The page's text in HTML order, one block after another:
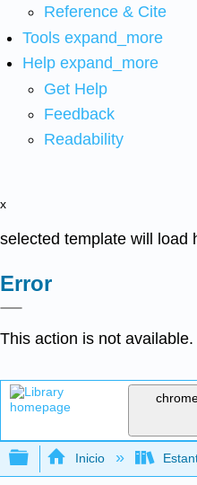
Reference & Cite
Tools expand_more
Help expand_more
Get Help
Feedback
Readability
x
selected template will load
Error
This action is not available.
Expandir/
Inicio